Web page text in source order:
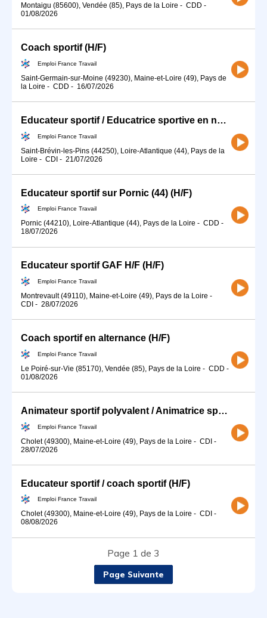
Montaigu (85600), Vendée (85), Pays de la Loire - CDD -
01/08/2026
Coach sportif (H/F)
Emploi France Travail
Saint-Germain-sur-Moine (49230), Maine-et-Loire (49), Pays de
la Loire - CDD - 16/07/2026
Educateur sportif / Educatrice sportive en natation (H/F)
Emploi France Travail
Saint-Brévin-les-Pins (44250), Loire-Atlantique (44), Pays de la
Loire - CDI - 21/07/2026
Educateur sportif sur Pornic (44) (H/F)
Emploi France Travail
Pornic (44210), Loire-Atlantique (44), Pays de la Loire - CDD -
18/07/2026
Educateur sportif GAF H/F (H/F)
Emploi France Travail
Montrevault (49110), Maine-et-Loire (49), Pays de la Loire -
CDI - 28/07/2026
Coach sportif en alternance (H/F)
Emploi France Travail
Le Poiré-sur-Vie (85170), Vendée (85), Pays de la Loire - CDD -
01/08/2026
Animateur sportif polyvalent / Animatrice sportive polyvalente (H/F)
Emploi France Travail
Cholet (49300), Maine-et-Loire (49), Pays de la Loire - CDI -
28/07/2026
Educateur sportif / coach sportif (H/F)
Emploi France Travail
Cholet (49300), Maine-et-Loire (49), Pays de la Loire - CDI -
08/08/2026
Page 1 de 3
Page Suivante